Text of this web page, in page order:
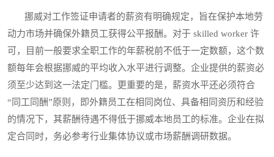
挪威对工作签证申请者的薪资有明确规定，旨在保护本地劳
动力市场并确保外籍员工获得公平报酬。对于 skilled worker 许
可，目前一般要求全职工作的年薪税前不低于一定数额，这个数
额每年会根据挪威的平均收入水平进行调整。企业提供的薪资必
须至少达到这一法定门槛。更重要的是，薪资水平还必须符合
“同工同酬”原则，即外籍员工在相同岗位、具备相同资历和经验
的情况下，其薪酬待遇不得低于挪威本地员工的标准。企业在拟
定合同时，务必参考行业集体协议或市场薪酬调研数据。